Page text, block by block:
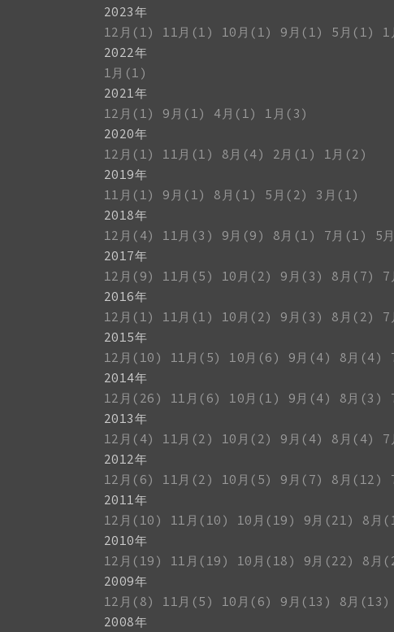
2023年
12月(1)
11月(1) 10月(1) 9月(1) 5月(1)
1
2022年
1月(1)
2021年
12月(1)
9月(1) 4月(1)
1月(3)
2020年
12月(1)
11月(1) 8月(4) 2月(1)
1月(2)
2019年
11月(1)
9月(1) 8月(1) 5月(2)
3月(1)
2018年
12月(4)
11月(3) 9月(9) 8月(1) 7月(1) 5
2017年
12月(9)
11月(5) 10月(2) 9月(3) 8月(7) 7
2016年
12月(1)
11月(1) 10月(2) 9月(3) 8月(2) 7
2015年
12月(10)
11月(5) 10月(6) 9月(4) 8月(4)
2014年
12月(26)
11月(6) 10月(1) 9月(4) 8月(3)
2013年
12月(4)
11月(2) 10月(2) 9月(4) 8月(4) 7
2012年
12月(6)
11月(2) 10月(5) 9月(7) 8月(12)
2011年
12月(10)
11月(10) 10月(19) 9月(21) 8月
2010年
12月(19)
11月(19) 10月(18) 9月(22) 8月
2009年
12月(8)
11月(5) 10月(6) 9月(13) 8月(13)
2008年